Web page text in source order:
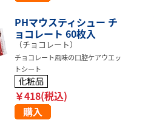
PHマウスティシュー チ
ョコレート 60枚入
（チョコレート）
チョコレート風味の口腔ケアウエッ
トシート
￥418(税込)